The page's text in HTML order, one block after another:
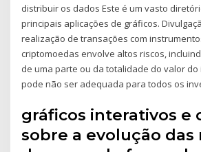
distribuir os dados Este é um vasto
principais aplicações de gráficos.
realização de transações com
criptomoedas envolve altos riscos,
de uma parte ou da totalidade do valor do
pode não ser adequada para todos os
gráficos interativos e
sobre a evolução das